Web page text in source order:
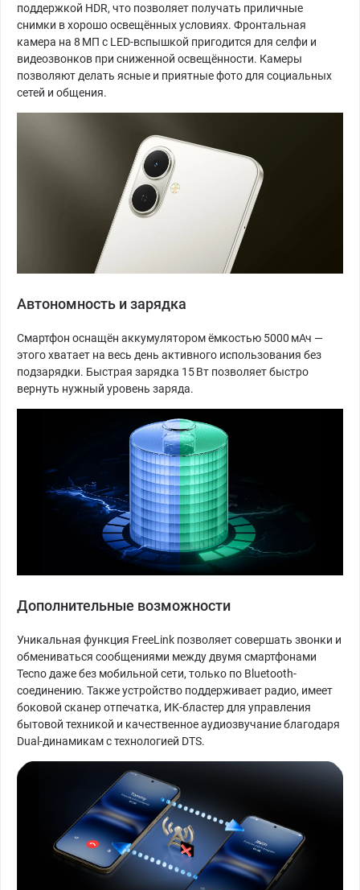
поддержкой HDR, что позволяет получать приличные
снимки в хорошо освещённых условиях. Фронтальная
камера на 8 МП с LED-вспышкой пригодится для селфи и
видеозвонков при сниженной освещённости. Камеры
позволяют делать ясные и приятные фото для социальных
сетей и общения.
Автономность и зарядка
Смартфон оснащён аккумулятором ёмкостью 5000 мАч —
этого хватает на весь день активного использования без
подзарядки. Быстрая зарядка 15 Вт позволяет быстро
вернуть нужный уровень заряда.
Дополнительные возможности
Уникальная функция FreeLink позволяет совершать звонки и
обмениваться сообщениями между двумя смартфонами
Tecno даже без мобильной сети, только по Bluetooth-
соединению. Также устройство поддерживает радио, имеет
боковой сканер отпечатка, ИК-бластер для управления
бытовой техникой и качественное аудиозвучание благодаря
Dual-динамикам с технологией DTS.